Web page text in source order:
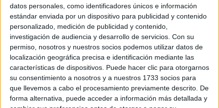
datos personales, como identificadores únicos e información
estándar enviada por un dispositivo para publicidad y contenido
personalizado, medición de publicidad y contenido,
investigación de audiencia y desarrollo de servicios. Con su
permiso, nosotros y nuestros socios podemos utilizar datos de
localización geográfica precisa e identificación mediante las
características de dispositivos. Puede hacer clic para otorgarnos
su consentimiento a nosotros y a nuestros 1733 socios para
que llevemos a cabo el procesamiento previamente descrito. De
forma alternativa, puede acceder a información más detallada y